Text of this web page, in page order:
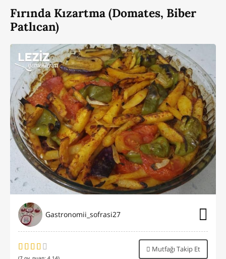
Fırında Kızartma (Domates, Biber
Patlıcan)
Gastronomii_sofrasi27
Mutfağı Takip Et